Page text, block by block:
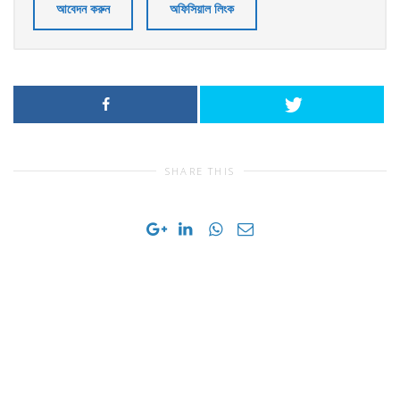
আবেদন করুন অফিসিয়াল লিংক
SHARE THIS